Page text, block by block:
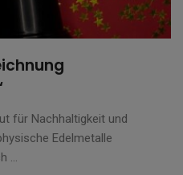
für Nachhaltigkeit und
Edelmetalle
...